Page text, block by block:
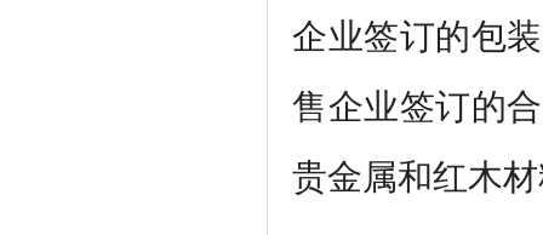
企业签订的包
售企业签订的
贵金属和红木